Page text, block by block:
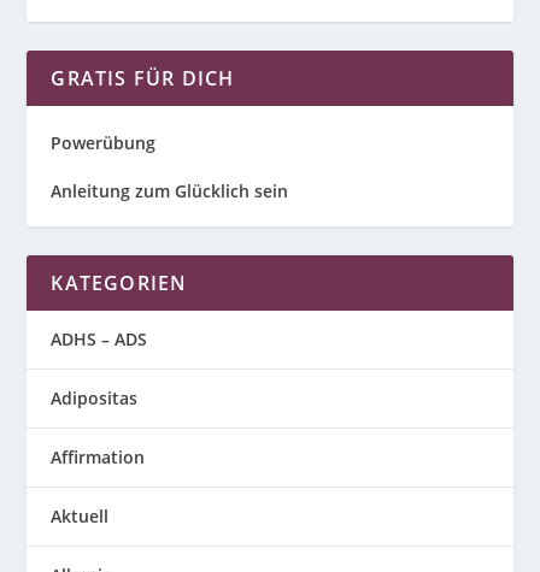
GRATIS FÜR DICH
Powerübung
Anleitung zum Glücklich sein
KATEGORIEN
ADHS – ADS
Adipositas
Affirmation
Aktuell